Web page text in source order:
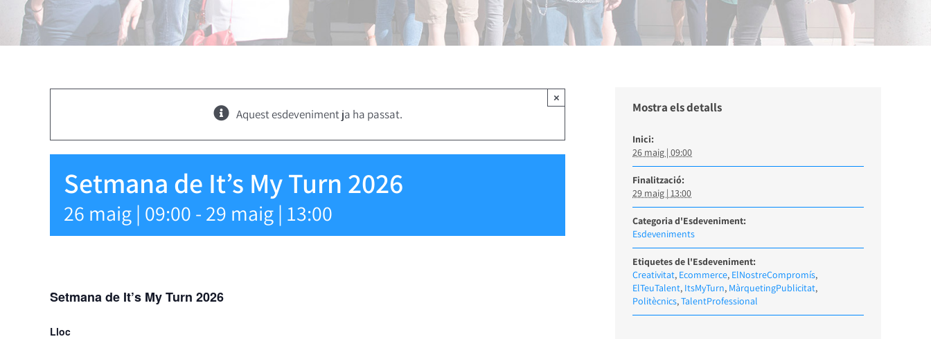
Aquest esdeveniment ja ha passat.
×
Setmana de It’s My Turn 2026
26 maig | 09:00 - 29 maig | 13:00
Setmana de It’s My Turn 2026
Lloc
Mostra els detalls
Inici:
26 maig | 09:00
Finalització:
29 maig | 13:00
Categoria d'Esdeveniment:
Esdeveniments
Etiquetes de l'Esdeveniment:
Creativitat, Ecommerce, ElNostreCompromís,
ElTeuTalent, ItsMyTurn, MàrquetingPublicitat,
Politècnics,TalentProfessional